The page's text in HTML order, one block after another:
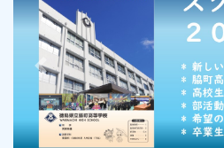
Previous